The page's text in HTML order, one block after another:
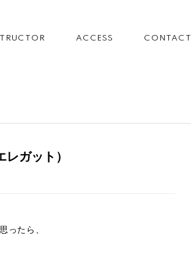
ACCESS CONTACT
ガット）
ったら、